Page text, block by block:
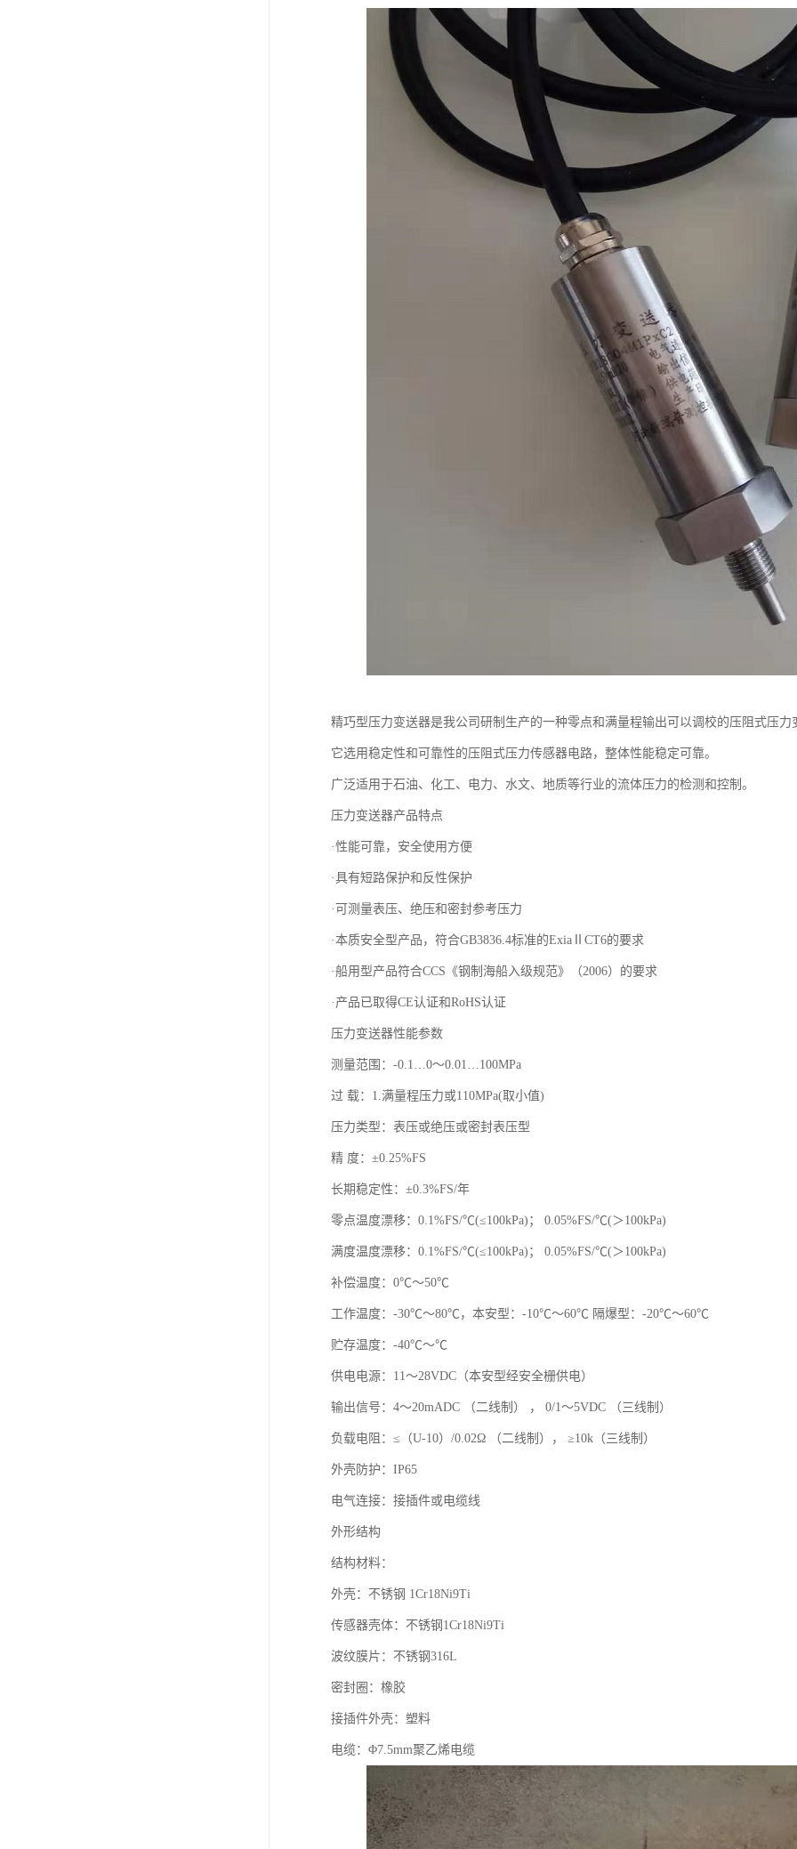
精巧型压力变送器是我公司研制生产的一种零点和满量程输出可以调校的压阻式压力
它选用稳定性和可靠性的压阻式压力传感器电路，整体性能稳定可靠。
广泛适用于石油、化工、电力、水文、地质等行业的流体压力的检测和控制。
压力变送器产品特点
·性能可靠，安全使用方便
·具有短路保护和反性保护
·可测量表压、绝压和密封参考压力
·本质安全型产品，符合GB3836.4标准的ExiaⅡCT6的要求
·船用型产品符合CCS《钢制海船入级规范》（2006）的要求
·产品已取得CE认证和RoHS认证
压力变送器性能参数
测量范围：-0.1…0～0.01…100MPa
过 载：1.满量程压力或110MPa(取小值)
压力类型：表压或绝压或密封表压型
精 度：±0.25%FS
长期稳定性：±0.3%FS/年
零点温度漂移：0.1%FS/℃(≤100kPa)； 0.05%FS/℃(＞100kPa)
满度温度漂移：0.1%FS/℃(≤100kPa)； 0.05%FS/℃(＞100kPa)
补偿温度：0℃～50℃
工作温度：-30℃～80℃，本安型：-10℃～60℃ 隔爆型：-20℃～60℃
贮存温度：-40℃～℃
供电电源：11～28VDC（本安型经安全栅供电）
输出信号：4～20mADC （二线制） ， 0/1～5VDC （三线制）
负载电阻：≤（U-10）/0.02Ω （二线制）， ≥10k（三线制）
外壳防护：IP65
电气连接：接插件或电缆线
外形结构
结构材料：
外壳：不锈钢 1Cr18Ni9Ti
传感器壳体：不锈钢1Cr18Ni9Ti
波纹膜片：不锈钢316L
密封圈：橡胶
接插件外壳：塑料
电缆：Φ7.5mm聚乙烯电缆